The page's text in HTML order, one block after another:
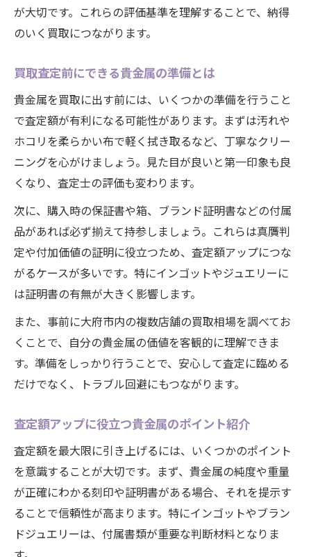
が大切です。これらの評価基準を理解することで、納得
のいく買取につながります。
買取査定前にできる貴金属の準備とは
貴金属を買取に出す前には、いくつかの準備を行うこと
で査定額が有利になる可能性があります。まずは汚れや
ホコリを柔らかい布で軽く拭き取るなど、丁寧なクリー
ニングを心がけましょう。見た目が良いと第一印象も良
くなり、査定士の評価も変わります。
次に、購入時の保証書や箱、ブランド証明書などの付属
品があれば必ず揃えて持参しましょう。これらは真贋判
定や付加価値の証明に役立つため、査定額アップにつな
がるケースが多いです。特にインゴットやジュエリーに
は証明書の有無が大きく影響します。
また、事前に大府市内の複数店舗の買取相場を調べてお
くことで、自分の貴金属の価値を客観的に理解できま
す。準備をしっかり行うことで、安心して査定に臨める
だけでなく、トラブル回避にもつながります。
査定額アップに役立つ貴金属のポイント紹介
査定額を最大限に引き上げるには、いくつかのポイント
を意識することが大切です。まず、貴金属の純度や重量
が正確にわかる刻印や証明書がある場合、それを提示す
ることで信頼性が高まります。特にインゴットやブラン
ドジュエリーは、付属書類が重要な判断材料となりま